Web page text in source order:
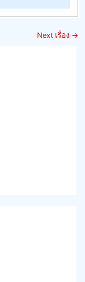
รักษา
ต่อ
Next เรื่อง →